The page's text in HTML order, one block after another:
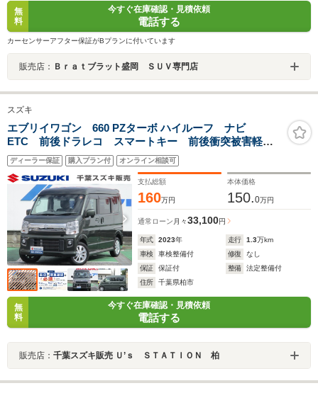
無
料
今すぐ在庫確認・見積依頼
電話する
カーセンサーアフター保証がBプランに付いています
販売店： Ｂｒａｔブラット盛岡 ＳＵＶ専門店
スズキ
エブリイワゴン 660 PZターボ ハイルーフ ナビ
ETC 前後ドラレコ スマートキー 前後衝突被害軽減
ブレーキ Bluetooth機能対応 フロアマット 電動格納
ドアミラー 両側スライド片側電動スライドドア 純正
アルミホイール 車検整備付 ディーラー保証付
ディーラー保証 購入プラン付 オンライン相談可
支払総額
160万円
本体価格
150.0万円
通常ローン 月々33,100円
年式 2023年 走行 1.3万km
車検
車検整備付 修復
なし
保証
保証付 整備
法定整備付
住所
千葉県柏市
無
料
今すぐ在庫確認・見積依頼
電話する
販売店： 千葉スズキ販売 Ｕ’ｓ ＳＴＡＴＩＯＮ 柏